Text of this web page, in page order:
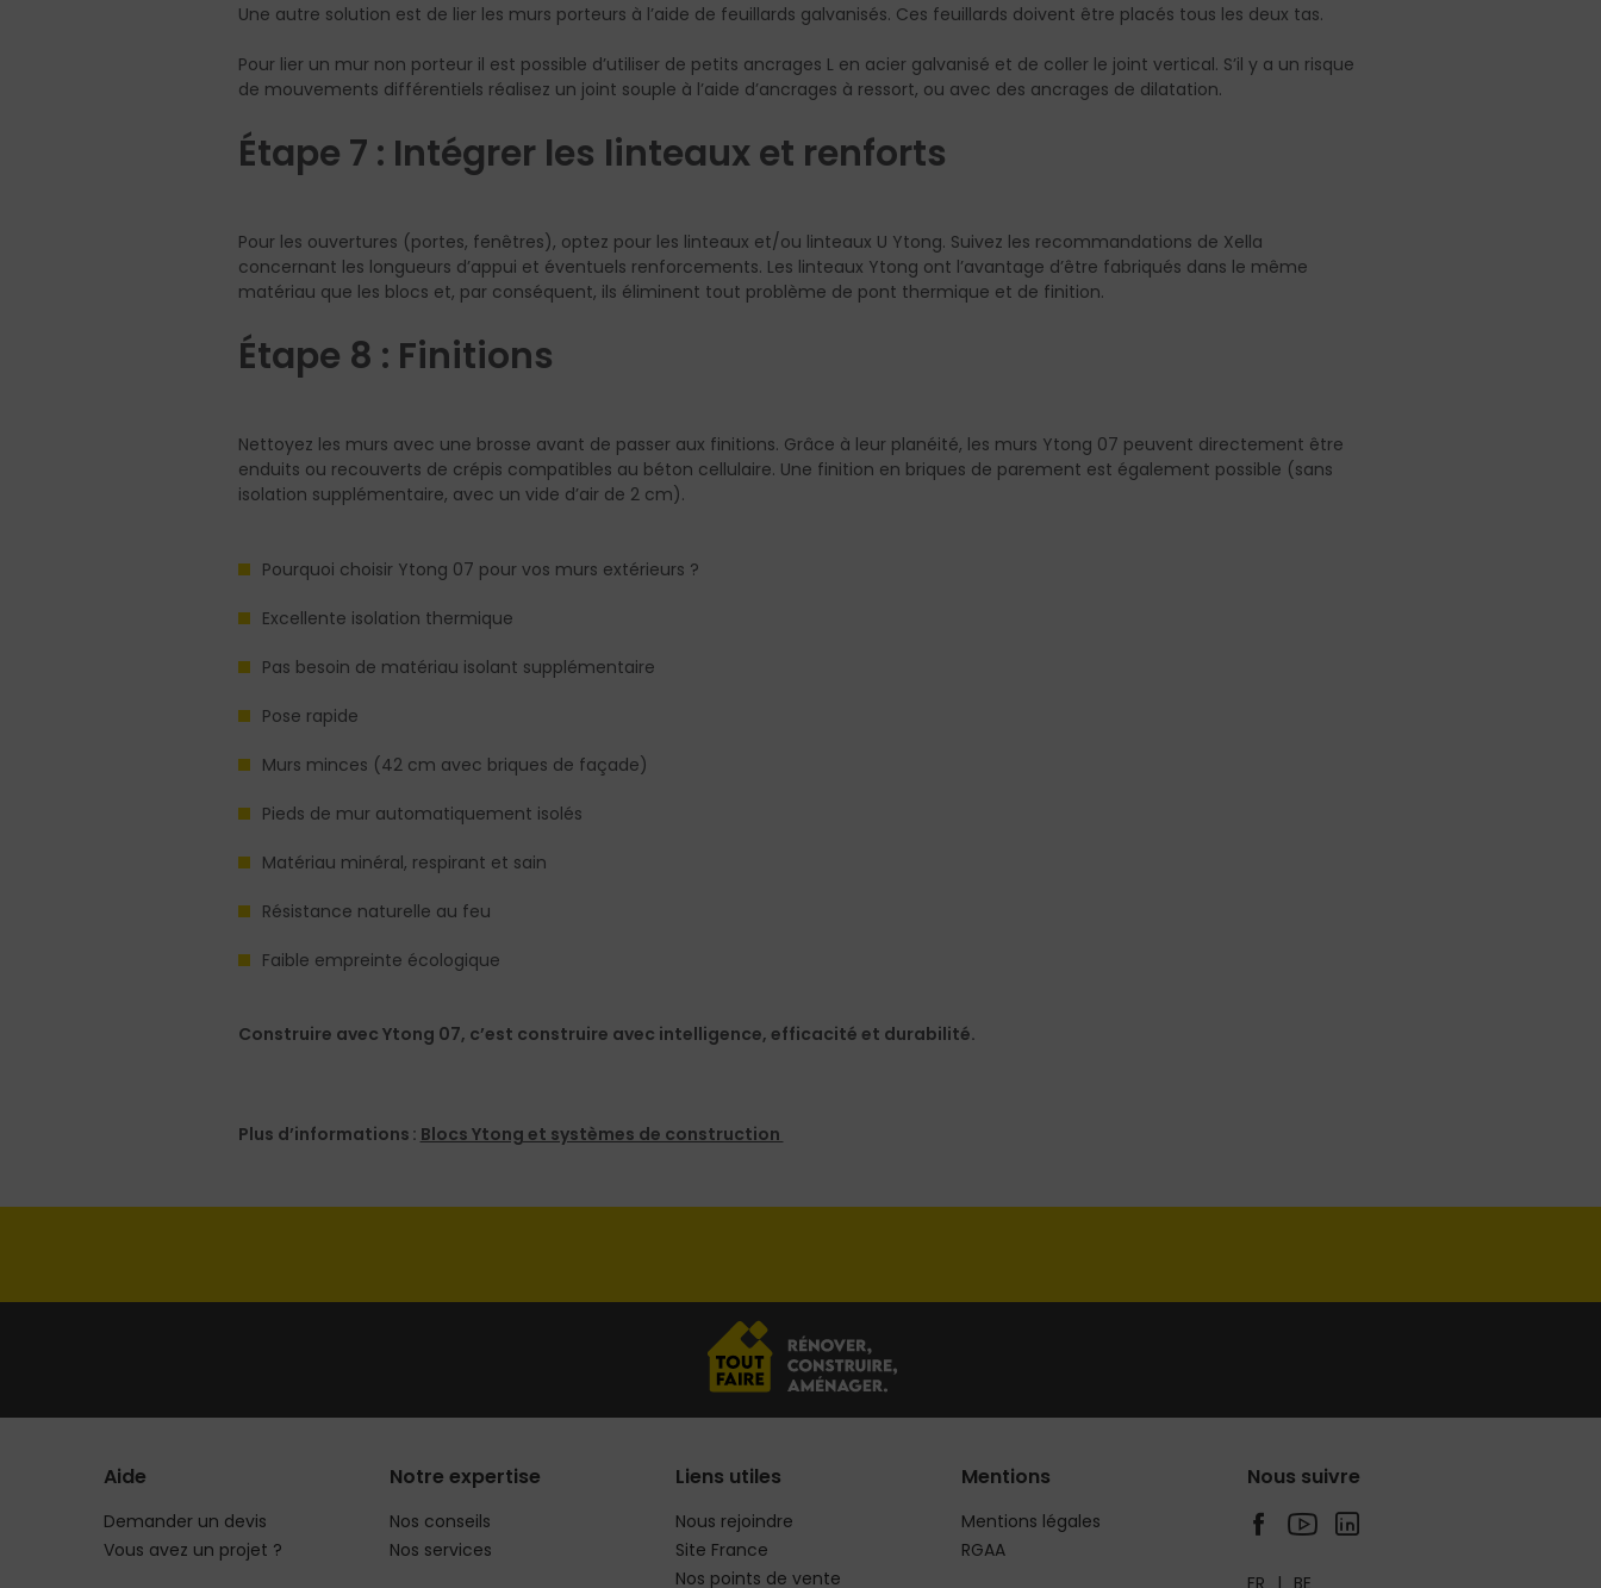
Une autre solution est de lier les murs porteurs à l’aide de feuillards galvanisés. Ces feuillards doivent être placés tous les deux tas.
Pour lier un mur non porteur il est possible d’utiliser de petits ancrages L en acier galvanisé et de coller le joint vertical. S’il y a un risque
de mouvements différentiels réalisez un joint souple à l’aide d’ancrages à ressort, ou avec des ancrages de dilatation.
Étape 7 : Intégrer les linteaux et renforts
Pour les ouvertures (portes, fenêtres), optez pour les linteaux et/ou linteaux U Ytong. Suivez les recommandations de Xella
concernant les longueurs d’appui et éventuels renforcements. Les linteaux Ytong ont l’avantage d’être fabriqués dans le même
matériau que les blocs et, par conséquent, ils éliminent tout problème de pont thermique et de finition.
Étape 8 : Finitions
Nettoyez les murs avec une brosse avant de passer aux finitions. Grâce à leur planéité, les murs Ytong 07 peuvent directement être
enduits ou recouverts de crépis compatibles au béton cellulaire. Une finition en briques de parement est également possible (sans
isolation supplémentaire, avec un vide d’air de 2 cm).
Pourquoi choisir Ytong 07 pour vos murs extérieurs ?
Excellente isolation thermique
Pas besoin de matériau isolant supplémentaire
Pose rapide
Murs minces (42 cm avec briques de façade)
Pieds de mur automatiquement isolés
Matériau minéral, respirant et sain
Résistance naturelle au feu
Faible empreinte écologique
Construire avec Ytong 07, c’est construire avec intelligence, efficacité et durabilité.
Plus d’informations : Blocs Ytong et systèmes de construction
Aide
Demander un devis
Vous avez un projet ?
Notre expertise
Nos conseils
Nos services
Liens utiles
Nous rejoindre
Site France
Nos points de vente
Mentions
Mentions légales
RGAA
Nous suivre
FR BE